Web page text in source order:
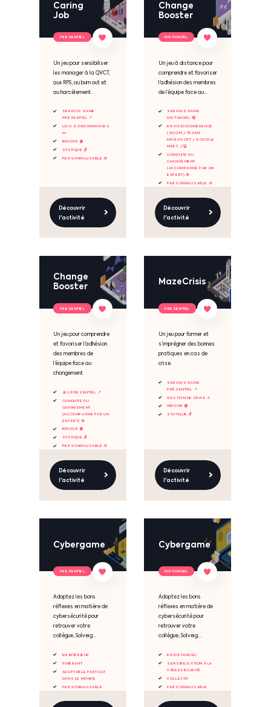
Caring
Job
Un jeu pour sensibiliser
les manager à la QVCT,
aux RPS, au burn out et
au harcèlement.
SERIOUS GAME
PRÉSENTIEL 📍
LOIS & ORDONNANCES
📜
INDOOR 🏠
STATIQUE 🪑
PERSONNALISABLE 🎨
Découvrir
l'activité
PRESENTIEL
Change
Booster
Un jeu à distance pour
comprendre et favoriser
l’adhésion des membres
de l’équipe face au...
SERIOUS GAME
DISTANCIEL 🎧
EN VISIOCONFÉRENCE
(ZOOM / TEAMS
MICROSOFT / GOOGLE
MEET...) 💻
CONDUITE DU
CHANGEMENT
(ACCOMPAGNÉ PAR UN
EXPERT) 🔄
PERSONNALISABLE 🎨
Découvrir
l'activité
DISTANCIEL
Change
Booster
Un jeu pour comprendre
et favoriser l’adhésion
des membres de
l’équipe face au
changement
JEU PRÉSENTIEL 📍
CONDUITE DU
CHANGEMENT
(ACCOMPAGNÉ PAR UN
EXPERT) 🔄
INDOOR 🏠
STATIQUE 🪑
PERSONNALISABLE 🎨
Découvrir
l'activité
PRESENTIEL
MazeCrisis
Un jeu pour former et
s’imprégner des bonnes
pratiques en cas de
crise.
SERIOUS GAME
PRÉSENTIEL 📍
GESTION DE CRISE ⚠
INDOOR 🏠
STATIQUE 🪑
Découvrir
l'activité
PRESENTIEL
Cybergame
Adoptez les bons
réflexes en matière de
cybersécurité pour
retrouver votre
collègue, Solveig...
EN INTÉRIEUR
ITINÉRANT
ADAPTABLE PARTOUT
DANS LE MONDE
PERSONNALISABLE
PRESENTIEL
Cybergame
Adoptez les bons
réflexes en matière de
cybersécurité pour
retrouver votre
collègue, Solveig...
EN DISTANCIEL
SENSIBILISATION À LA
CYBERSÉCURITÉ
COLLECTIF
PERSONNALISABLE
DISTANCIEL